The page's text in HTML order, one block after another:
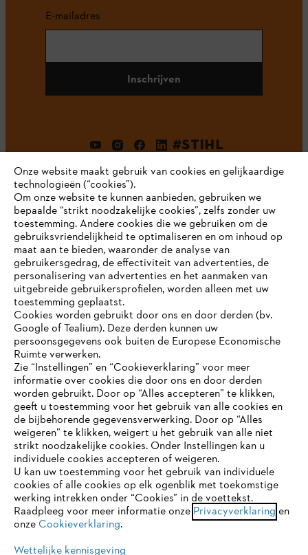
E-mailadres
Inschrijven
#STIHL
Bedrijf
STIHL FAQ
Contact
Gegevensbescherming Impressum
Cookie-informatie Juridische informatie
ANDREAS STIHL NV, Veurtstraat 117, 2870
België/Belgique
JE BROWSER WORDT NIET
ONDERSTEUND
Je gebruikt een browser die we nog niet ondersteunen. Om
onze website optimaal te kunnen gebruiken, raden we aan dat
je overschakelt op één van de volgende browsers:
firefox
Onze website maakt gebruik van cookies en gelijkaardige
technologieën (“cookies”).
Om onze website te kunnen aanbieden, gebruiken we
bepaalde “strikt noodzakelijke cookies”, zelfs zonder uw
toestemming. Andere cookies die we gebruiken om de
gebruiksvriendelijkheid te optimaliseren en om inhoud op
maat aan te bieden, waaronder de analyse van
gebruikersgedrag, de effectiviteit van advertenties, de
personalisering van advertenties en het aanmaken van
uitgebreide gebruikersprofielen, worden alleen met uw
toestemming geplaatst.
Cookies worden gebruikt door ons en door derden (bv.
Google of Tealium). Deze derden kunnen uw
persoonsgegevens ook buiten de Europese Economische
Ruimte verwerken.
Zie “Instellingen” en “Cookieverklaring” voor meer
informatie over cookies die door ons en door derden
worden gebruikt. Door op “Alles accepteren” te klikken,
geeft u toestemming voor het gebruik van alle cookies en
de bijbehorende gegevensverwerking. Door op “Alles
weigeren” te klikken, weigert u het gebruik van alle niet
strikt noodzakelijke cookies. Onder Instellingen kan u
individuele cookies accepteren of weigeren.
U kan uw toestemming voor het gebruik van individuele
cookies of alle cookies op elk ogenblik met toekomstige
werking intrekken onder “Cookies” in de voettekst.
Raadpleeg voor meer informatie onze Privacyverklaring en
onze Cookieverklaring.
Wettelijke kennisgeving